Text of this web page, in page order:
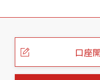
こ
口座